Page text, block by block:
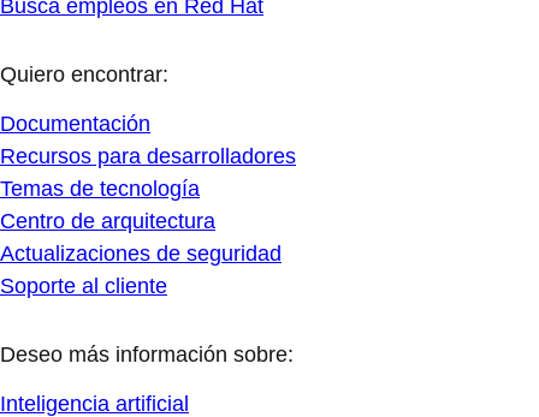
Busca empleos en Red Hat
Quiero encontrar:
Documentación
Recursos para desarrolladores
Temas de tecnología
Centro de arquitectura
Actualizaciones de seguridad
Soporte al cliente
Deseo más información sobre:
Inteligencia artificial